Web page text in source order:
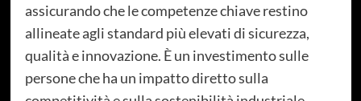
assicurando che le competenze chiave restino
allineate agli standard più elevati di sicurezza,
qualità e innovazione. È un investimento sulle
persone che ha un impatto diretto sulla